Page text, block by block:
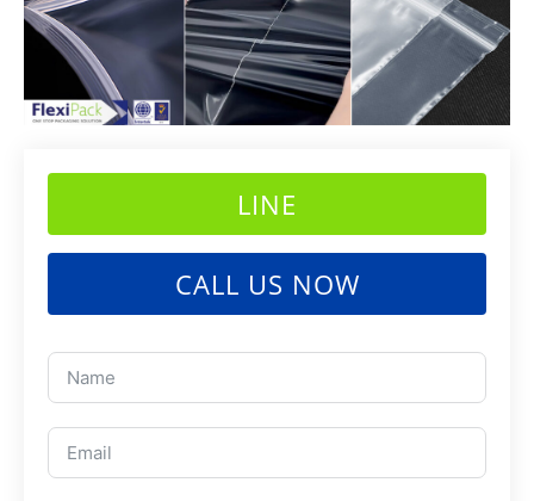
LINE
CALL US NOW